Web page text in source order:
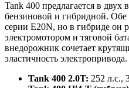
Tank 400 предлагается в двух
бензиновой и гибридной.
серии E20N, но в гибриде он
электромотором и тяговой
внедорожник сочетает
эластичность электропривода.
Tank 400 2.0T: 252 л.с.,